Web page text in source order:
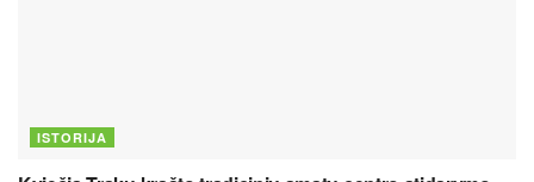
ISTORIJA